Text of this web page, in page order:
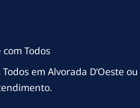
Todos
em Alvorada D’Oeste